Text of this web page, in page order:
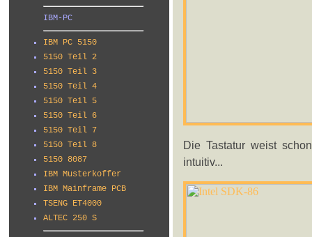
IBM-PC
IBM PC 5150
5150 Teil 2
5150 Teil 3
5150 Teil 4
5150 Teil 5
5150 Teil 6
5150 Teil 7
5150 Teil 8
5150 8087
IBM Musterkoffer
IBM Mainframe PCB
TSENG ET4000
ALTEC 250 S
Die Tastatur weist
intuitiv...